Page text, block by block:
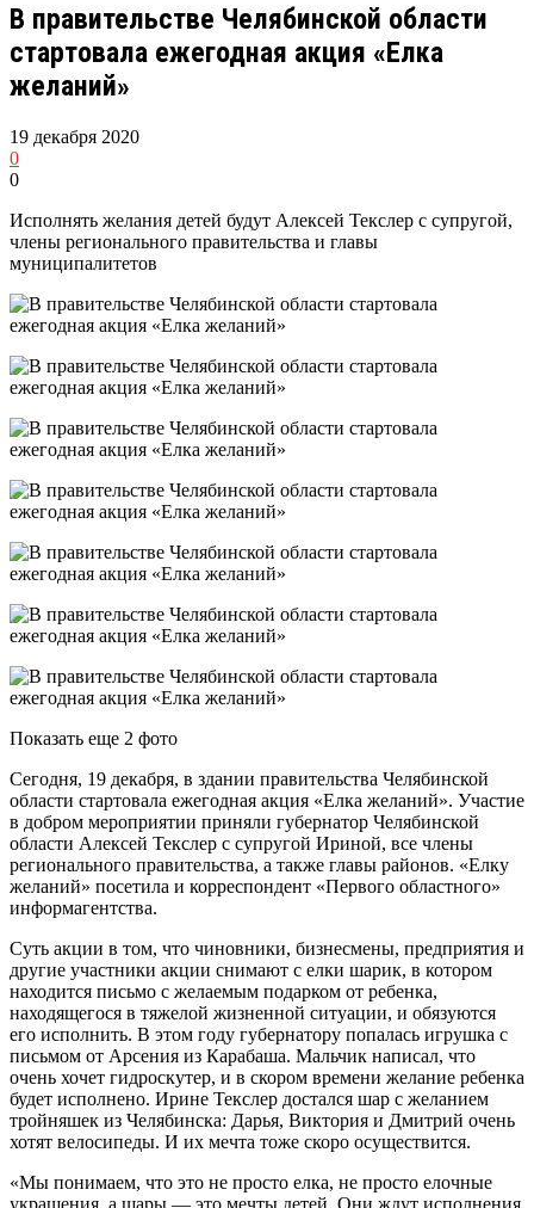
В правительстве Челябинской области
стартовала ежегодная акция «Елка
желаний»
19 декабря 2020
0
0
Исполнять желания детей будут Алексей Текслер с супругой,
члены регионального правительства и главы
муниципалитетов
Показать еще 2 фото
Сегодня, 19 декабря, в здании правительства Челябинской
области стартовала ежегодная акция «Елка желаний». Участие
в добром мероприятии приняли губернатор Челябинской
области Алексей Текслер с супругой Ириной, все члены
регионального правительства, а также главы районов. «Елку
желаний» посетила и корреспондент «Первого областного»
информагентства.
Суть акции в том, что чиновники, бизнесмены, предприятия и
другие участники акции снимают с елки шарик, в котором
находится письмо с желаемым подарком от ребенка,
находящегося в тяжелой жизненной ситуации, и обязуются
его исполнить. В этом году губернатору попалась игрушка с
письмом от Арсения из Карабаша. Мальчик написал, что
очень хочет гидроскутер, и в скором времени желание ребенка
будет исполнено. Ирине Текслер достался шар с желанием
тройняшек из Челябинска: Дарья, Виктория и Дмитрий очень
хотят велосипеды. И их мечта тоже скоро осуществится.
«Мы понимаем, что это не просто елка, не просто елочные
украшения, а шары — это мечты детей. Они ждут исполнения